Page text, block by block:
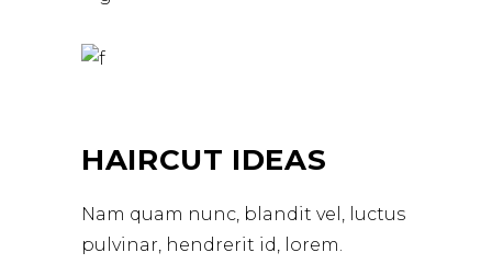
HAIRCUT IDEAS
Nam quam nunc, blandit vel, luctus
pulvinar, hendrerit id, lorem.